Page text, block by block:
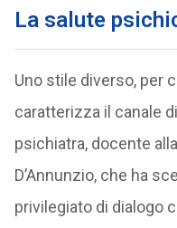
La salute
Uno stile diverso, per
caratterizza il canale di
psichiatra, docente
D’Annunzio, che ha
privilegiato di dialogo